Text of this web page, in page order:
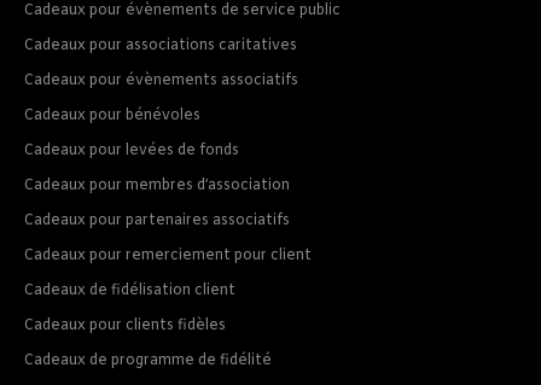
Cadeaux pour évènements de service public
Cadeaux pour associations caritatives
Cadeaux pour évènements associatifs
Cadeaux pour bénévoles
Cadeaux pour levées de fonds
Cadeaux pour membres d’association
Cadeaux pour partenaires associatifs
Cadeaux pour remerciement pour client
Cadeaux de fidélisation client
Cadeaux pour clients fidèles
Cadeaux de programme de fidélité